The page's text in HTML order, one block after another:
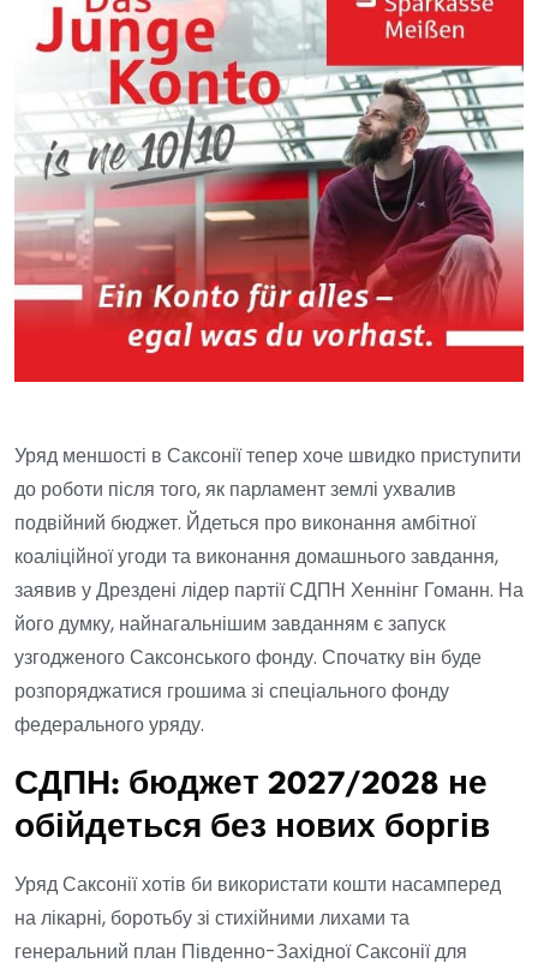
Уряд меншості в Саксонії тепер хоче швидко приступити
до роботи після того, як парламент землі ухвалив
подвійний бюджет. Йдеться про виконання амбітної
коаліційної угоди та виконання домашнього завдання,
заявив у Дрездені лідер партії СДПН Хеннінг Гоманн. На
його думку, найнагальнішим завданням є запуск
узгодженого Саксонського фонду. Спочатку він буде
розпоряджатися грошима зі спеціального фонду
федерального уряду.
СДПН: бюджет 2027/2028 не
обійдеться без нових боргів
Уряд Саксонії хотів би використати кошти насамперед
на лікарні, боротьбу зі стихійними лихами та
генеральний план Південно-Західної Саксонії для